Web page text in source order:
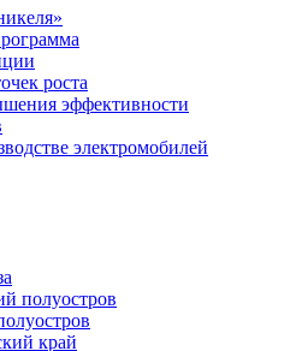
роста
эффективности
электромобилей
полуостров
край